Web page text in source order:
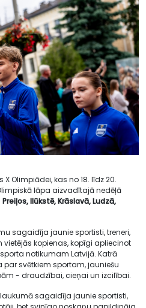
Olimpiādei, kas no 18. līdz 20.
lāpa aizvadītajā nedēļā
Preiļos, Ilūkstē, Krāslavā, Ludzā,
sagaidīja jaunie sportisti, treneri,
kopienas, kopīgi apliecinot
notikumam Latvijā. Katrā
svētkiem sportam, jauniešu
- draudzībai, cieņai un izcilībai.
sagaidīja jaunie sportisti,